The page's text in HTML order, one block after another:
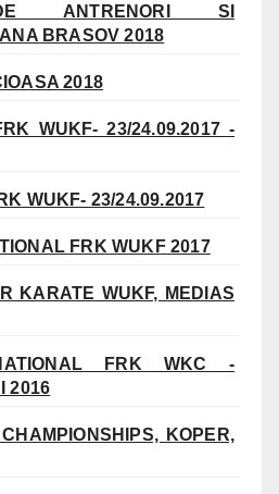
ANTRENORI SI
BRASOV 2018
2018
WUKF- 23/24.09.2017 -
WUKF- 23/24.09.2017
FRK WUKF 2017
KARATE WUKF, MEDIAS
FRK WKC -
2016
KOPER,